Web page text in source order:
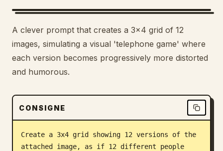
Compétences
Invites
Tarifs
Télécharger
Blog
A clever prompt that creates a 3x4 grid of 12
images, simulating a visual 'telephone game' where
each version becomes progressively more distorted
and humorous.
CONSIGNE
Create a 3x4 grid showing 12 versions of the
attached image, as if 12 different people